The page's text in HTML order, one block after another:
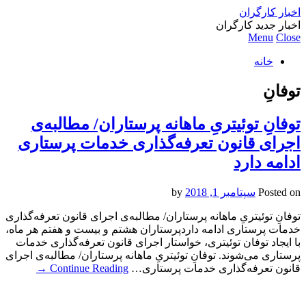
اخبار کارگران
اخبار جدید کارگران
Menu Close
خانه
توفانِ
توفانِ توئیتریِ ماهانه پرستاران/ مطالبه‌ی
اجرای قانون تعرفه‌گذاری خدمات پرستاری
ادامه دارد
Posted on سپتامبر 1, 2018
توفانِ توئیتریِ ماهانه پرستاران/ مطالبه‌ی اجرای قانون تعرفه‌گذاری
خدمات پرستاری ادامه داردپرستاران هشتم و بیست و هفتم هر ماه،
با ایجاد توفان توئیتری، خواستار اجرای قانون تعرفه‌گذاری خدمات
پرستاری می‌شوند. توفانِ توئیتریِ ماهانه پرستاران/ مطالبه‌ی اجرای
قانون تعرفه‌گذاری خدمات پرستاری… Continue Reading
→